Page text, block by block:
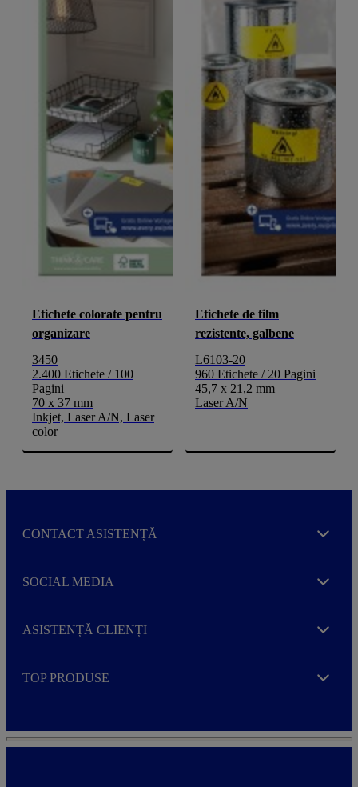
Etichete colorate pentru
organizare
3450
2.400 Etichete / 100
Pagini
70 x 37 mm
Inkjet, Laser A/N, Laser
color
Etichete de film
rezistente, galbene
L6103-20
960 Etichete / 20 Pagini
45,7 x 21,2 mm
Laser A/N
CONTACT ASISTENȚĂ Expand
SOCIAL MEDIA Expand
ASISTENȚĂ CLIENȚI Expand
TOP PRODUSE Expand